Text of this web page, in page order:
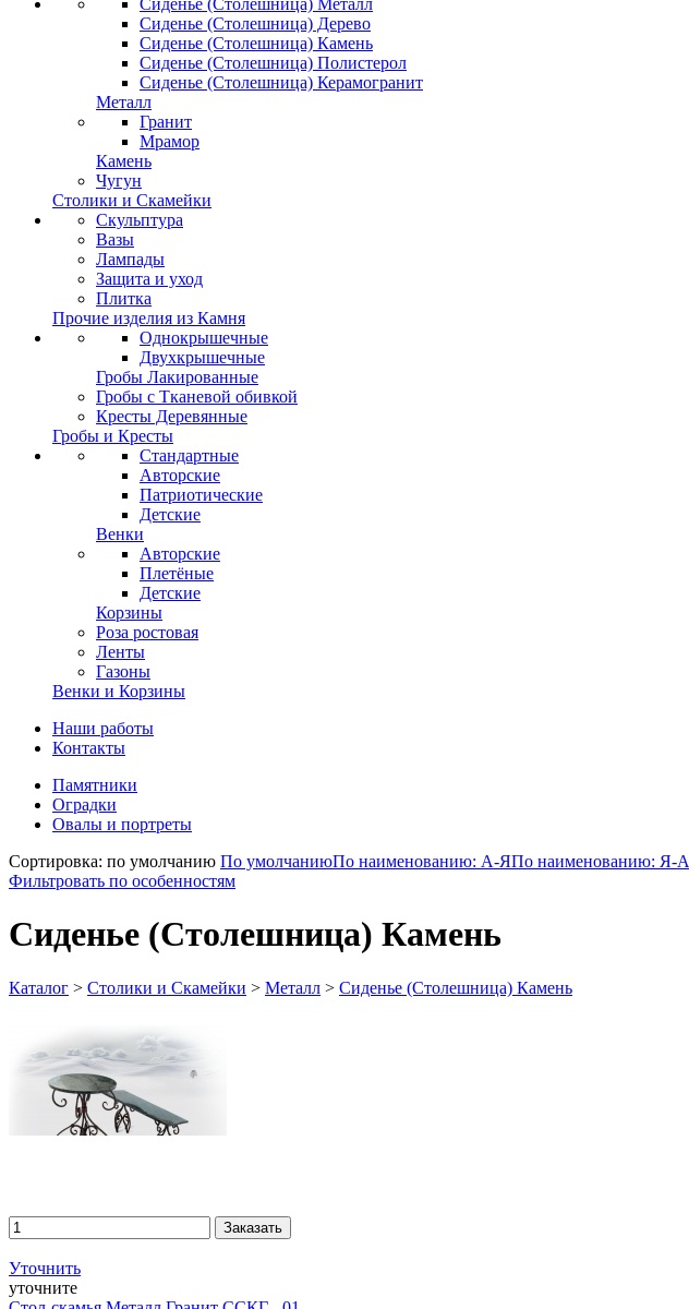
Сиденье (Столешница) Металл
Сиденье (Столешница) Дерево
Сиденье (Столешница) Камень
Сиденье (Столешница) Полистерол
Сиденье (Столешница) Керамогранит
Металл
Гранит
Мрамор
Камень
Чугун
Столики и Скамейки
Скульптура
Вазы
Лампады
Защита и уход
Плитка
Прочие изделия из Камня
Однокрышечные
Двухкрышечные
Гробы Лакированные
Гробы с Тканевой обивкой
Кресты Деревянные
Гробы и Кресты
Стандартные
Авторские
Патриотические
Детские
Венки
Авторские
Плетёные
Детские
Корзины
Роза ростовая
Ленты
Газоны
Венки и Корзины
Наши работы
Контакты
Памятники
Оградки
Овалы и портреты
Сортировка: по умолчанию По умолчаниюПо наименованию: А-ЯПо наименованию: Я-А
Фильтровать по особенностям
Сиденье (Столешница) Камень
Каталог > Столики и Скамейки > Металл > Сиденье (Столешница) Камень
Уточнить
уточните